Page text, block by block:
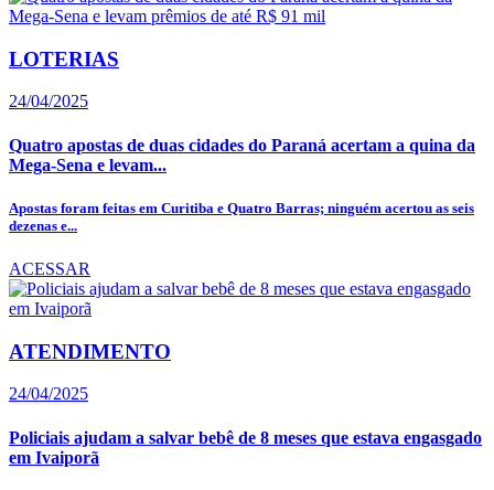
LOTERIAS
24/04/2025
Quatro apostas de duas cidades do Paraná acertam a quina da
Mega-Sena e levam...
Apostas foram feitas em Curitiba e Quatro Barras; ninguém acertou as seis
dezenas e...
ACESSAR
ATENDIMENTO
24/04/2025
Policiais ajudam a salvar bebê de 8 meses que estava engasgado
em Ivaiporã